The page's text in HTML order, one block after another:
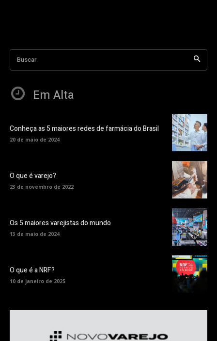
Buscar
Em Alta
Conheça as 5 maiores redes de farmácia do Brasil
20 de maio de 2024
O que é varejo?
23 de novembro de 2022
Os 5 maiores varejistas do mundo
13 de maio de 2024
O que é a NRF?
10 de janeiro de 2025